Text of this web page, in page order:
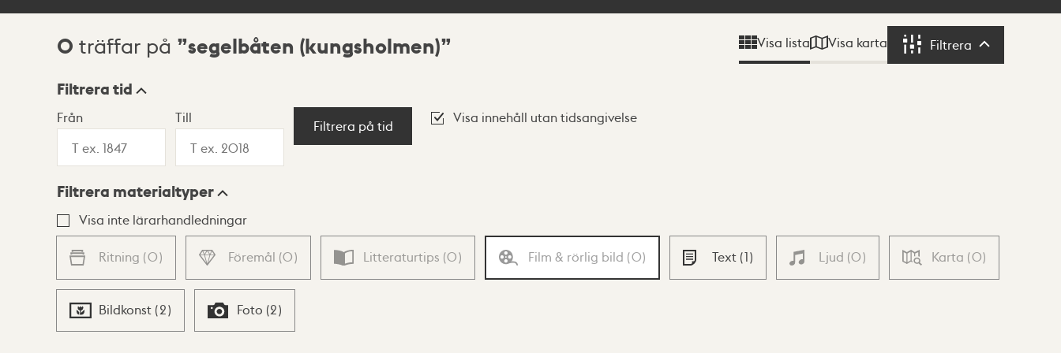
Sökresultat
0 träffar på segelbåten (kungsholmen) Visa lista Visa karta Filtrera Filtrera
Visningsläge
Lista Karta
Filtrera tid
Från Till
Filtrera på tid
Visa innehåll utan tidsangivelse
Filtrera materialtyper
Visa inte lärarhandledningar
Ritning (0) Föremål (0) Litteraturtips (0) Film & rörlig bild (0) Text (1) Ljud (0) Karta (0)
Bildkonst (2) Foto (2)